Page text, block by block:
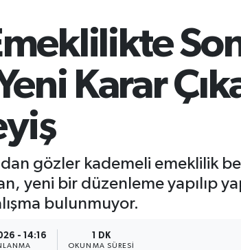
Karar
gözler kademeli emeklilik
yeni bir düzenleme yapılıp
bulunmuyor.
- 14:16 1 DK
OKUNMA SÜRESI